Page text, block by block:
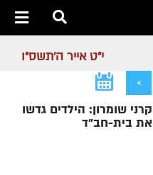
י"ט אייר ה׳תשס״ו
>
קרני שומרון: הילדים גדשו
את בית-חב"ד